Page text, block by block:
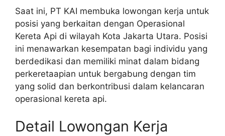
Saat ini, PT KAI membuka lowongan kerja untuk
posisi yang berkaitan dengan Operasional
Kereta Api di wilayah Kota Jakarta Utara. Posisi
ini menawarkan kesempatan bagi individu yang
berdedikasi dan memiliki minat dalam bidang
perkeretaapian untuk bergabung dengan tim
yang solid dan berkontribusi dalam kelancaran
operasional kereta api.
Detail Lowongan Kerja